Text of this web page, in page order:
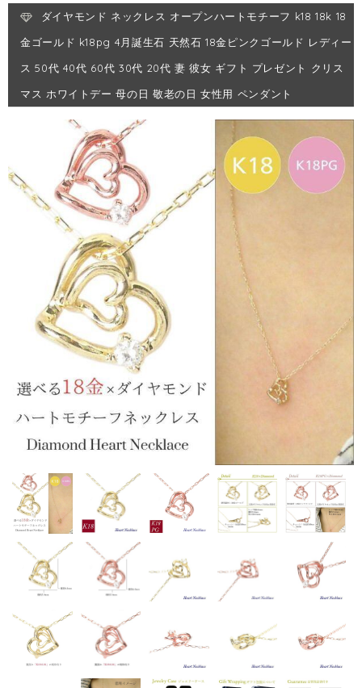
ダイヤモンド ネックレス オープンハートモチーフ k18 18k 18
金ゴールド k18pg 4月誕生石 天然石 18金ピンクゴールド レディー
ス 50代 40代 60代 30代 20代 妻 彼女 ギフト プレゼント クリス
マス ホワイトデー 母の日 敬老の日 女性用 ペンダント